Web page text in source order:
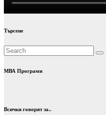
Търсене
МВА Програми
Всички говорят за..